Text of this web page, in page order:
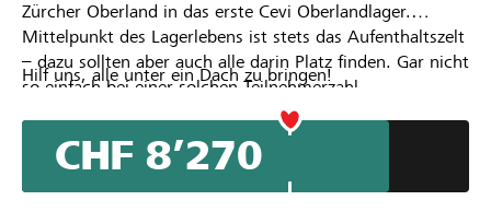
Zürcher Oberland in das erste Cevi Oberlandlager.
Mittelpunkt des Lagerlebens ist stets das Aufenthaltszelt
– dazu sollten aber auch alle darin Platz finden. Gar nicht
so einfach bei einer solchen Teilnehmerzahl...
Hilf uns, alle unter ein Dach zu bringen!
CHF 8’270